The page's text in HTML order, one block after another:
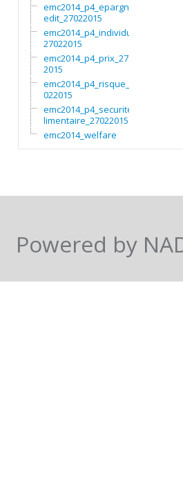
emc2014_p4_epargnecr
edit_27022015
emc2014_p4_individu_
27022015
emc2014_p4_prix_2702
2015
emc2014_p4_risque_27
022015
emc2014_p4_securitea
limentaire_27022015
emc2014_welfare
Powered by